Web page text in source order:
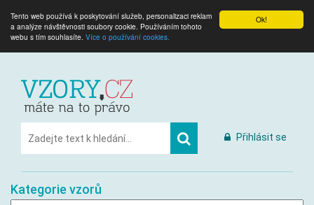
Ok!
Tento web používá k poskytování služeb, personalizaci reklam
a analýze návštěvnosti soubory cookie. Používáním tohoto
webu s tím souhlasíte. Více o používání cookies.
Přihlásit se
Kategorie vzorů